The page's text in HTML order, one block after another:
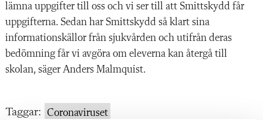
lämna uppgifter till oss och vi ser till att Smittskydd får
uppgifterna. Sedan har Smittskydd så klart sina
informationskällor från sjukvården och utifrån deras
bedömning får vi avgöra om eleverna kan återgå till
skolan, säger Anders Malmquist.
Taggar: Coronaviruset